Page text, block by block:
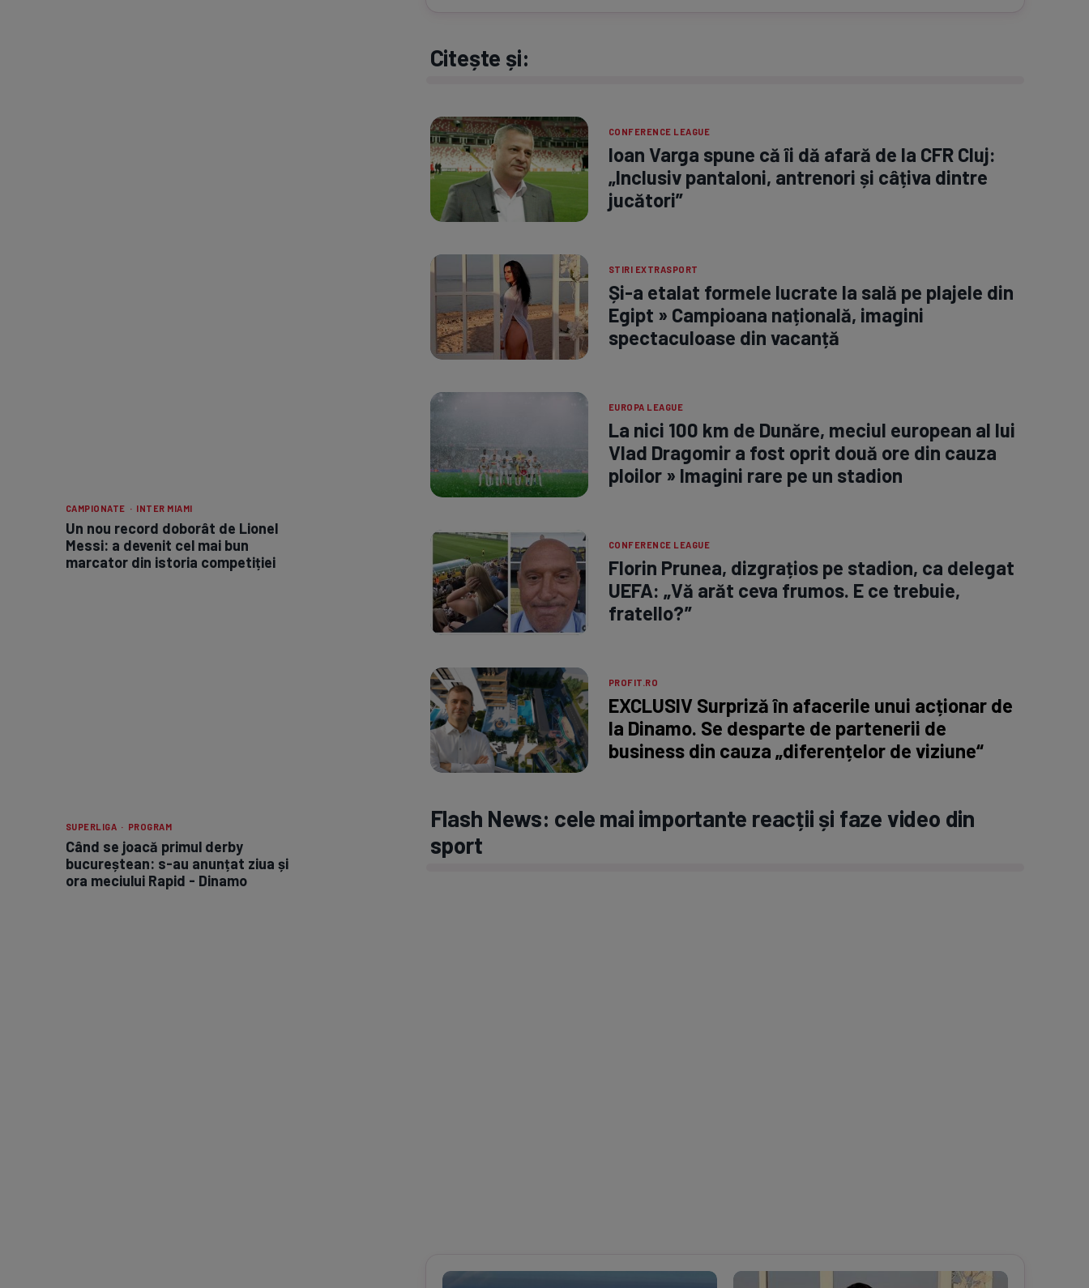
CAMPIONATE · INTER MIAMI
Un nou record doborât de Lionel
Messi: a devenit cel mai bun
marcator din istoria competiției
SUPERLIGA · PROGRAM
Când se joacă primul derby
bucureștean: s-au anunțat ziua și
ora meciului Rapid - Dinamo
Citește și:
CONFERENCE LEAGUE
Ioan Varga spune că îi dă afară de la CFR Cluj:
„Inclusiv pantaloni, antrenori și câțiva dintre
jucători”
STIRI EXTRASPORT
Și-a etalat formele lucrate la sală pe plajele din
Egipt » Campioana națională, imagini
spectaculoase din vacanță
EUROPA LEAGUE
La nici 100 km de Dunăre, meciul european al lui
Vlad Dragomir a fost oprit două ore din cauza
ploilor » Imagini rare pe un stadion
CONFERENCE LEAGUE
Florin Prunea, dizgrațios pe stadion, ca delegat
UEFA: „Vă arăt ceva frumos. E ce trebuie,
fratello?”
PROFIT.RO
EXCLUSIV Surpriză în afacerile unui acționar de
la Dinamo. Se desparte de partenerii de
business din cauza „diferențelor de viziune“
Flash News: cele mai importante reacții și faze video din
sport